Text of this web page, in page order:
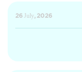
26 July, 2026